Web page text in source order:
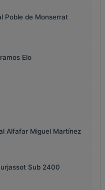
Poble de Monserrat
Elo
Alfafar Miguel Martínez
Sub 2400